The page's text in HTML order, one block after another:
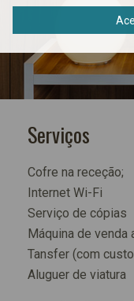
Serviços
Cofre na receção;
Internet Wi-Fi
Serviço de cópias
Máquina de venda
Tansfer (com
Aluguer de viatura